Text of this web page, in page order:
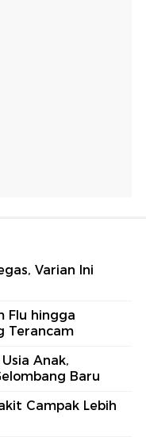
Varian Ini
Flu hingga
Terancam
Anak,
Baru
Campak Lebih